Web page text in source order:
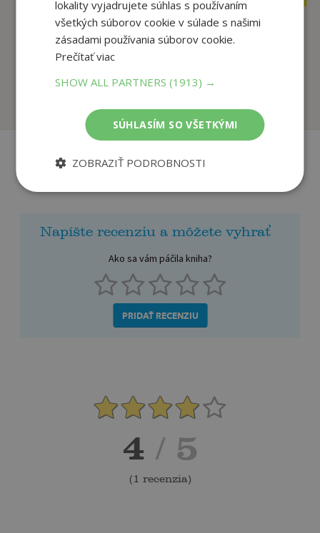
Pád Gondolinu
J. R. R. Tolkien
Búrka mečov 2: Krv a
Napíšte recenziu a môžete vyhrať
Ako sa vám páčila kniha?
PRIDAŤ RECENZIU
4 / 5
(1 recenzia)
lokality vyjadrujete súhlas s používaním
všetkých súborov cookie v súlade s našimi
zásadami používania súborov cookie.
Prečítať viac
SHOW ALL PARTNERS(1913) →
SÚHLASÍM SO VŠETKÝMI
ZOBRAZIŤ PODROBNOSTI